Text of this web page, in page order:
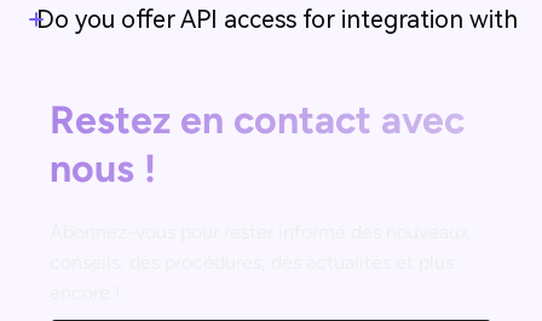
Do you offer API access for integration with
Restez en contact avec
nous !